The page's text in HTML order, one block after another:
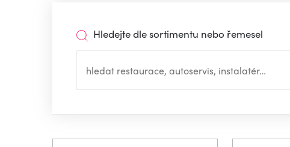
Hledejte dle sortimentu nebo řemesel